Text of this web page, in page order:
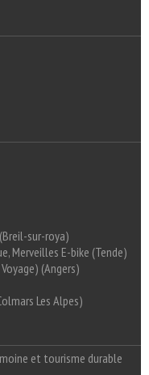
sur-roya)
Merveilles E-bike (Tende)
(Angers)
Les Alpes)
et tourisme durable